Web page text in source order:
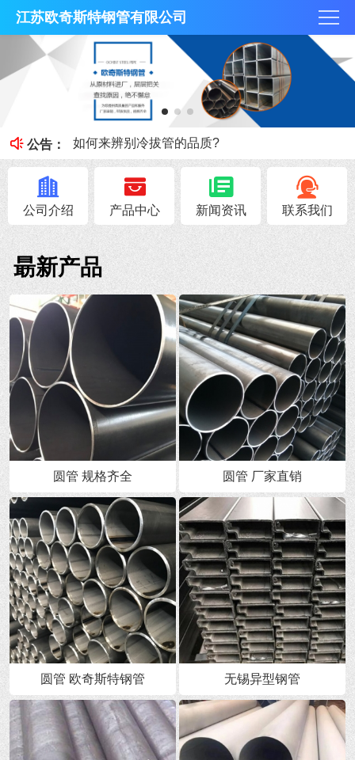
江苏欧奇斯特钢管有限公司
公告：
冷拔管的光亮度特征
冷拔管对比热轧管有什么区别
如何来辨别冷拔管的品质?
钢管知识----冷拔管和热轧管区别
无锡不锈钢焊管原料的加工性能
公司介绍 产品中心 新闻资讯 联系我们
朂新产品
圆管 规格齐全 圆管 厂家直销
圆管 欧奇斯特钢管 无锡异型钢管